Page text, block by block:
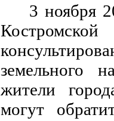
3 ноября
земельного
жители
могут